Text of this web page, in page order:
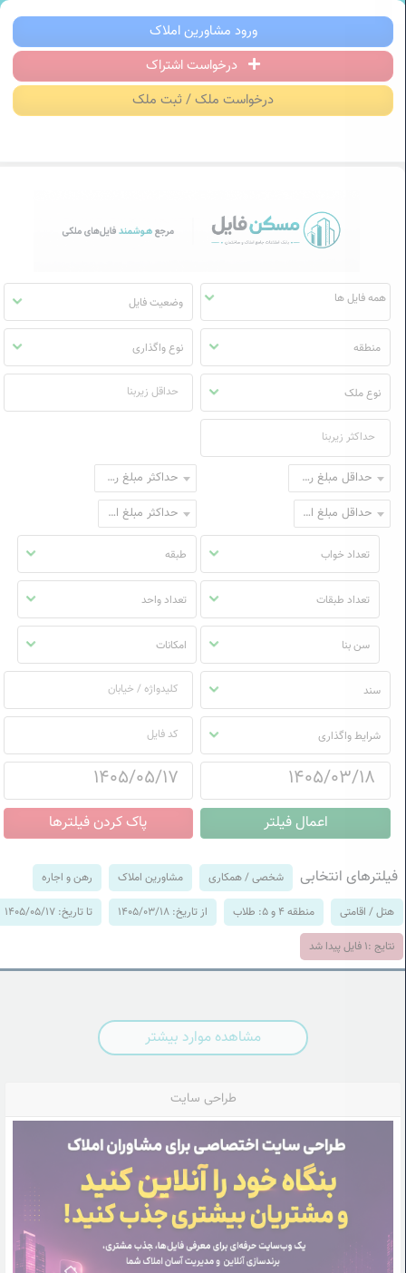
مسکن فایل | خرید، فروش، رهن و اجاره
ورود مشاورین املاک
درخواست اشتراک
درخواست ملک / ثبت ملک
مسکن
فایل
وضعیت فایل
منطقه نوع واگذاری
نوع ملک
حداقل مبلغ رهن
حداکثر مبلغ رهن
حداقل مبلغ اجاره
حداکثر مبلغ اجاره
تعداد خواب طبقه
تعداد طبقات تعداد واحد
سن بنا امکانات
سند
شرایط واگذاری
فیلترهای انتخابی شخصی / همکاری مشاورین املاک رهن و اجاره
هتل / اقامتی منطقه 4 و 5: طلاب از تاریخ: 1405/03/18 تا تاریخ: 1405/05/17
نتایج :1 فایل پیدا شد
مشاهده موارد بیشتر
طراحی سایت